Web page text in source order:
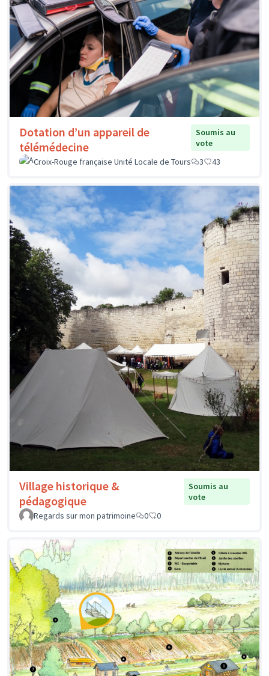
Dotation d’un appareil de
télémédecine
Soumis au
vote
Croix-Rouge française Unité Locale de Tours
3 43
Village historique &
pédagogique
Soumis au
vote
Regards sur mon patrimoine
0 0